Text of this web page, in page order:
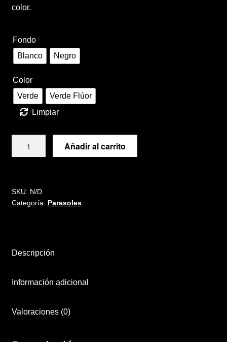
color.
Fondo
Blanco
Negro
Color
Verde
Verde Flúor
Limpiar
Añadir al carrito
SKU: N/D
Categoría: Parasoles
Descripción
Información adicional
Valoraciones (0)